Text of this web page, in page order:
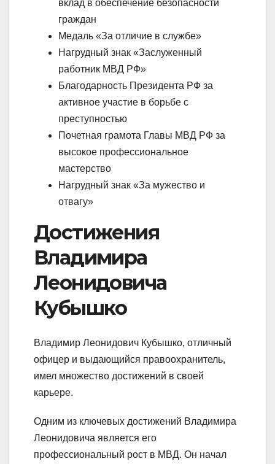
вклад в обеспечение безопасности
граждан
Медаль «За отличие в службе»
Нагрудный знак «Заслуженный
работник МВД РФ»
Благодарность Президента РФ за
активное участие в борьбе с
преступностью
Почетная грамота Главы МВД РФ за
высокое профессиональное
мастерство
Нагрудный знак «За мужество и
отвагу»
Достижения
Владимира
Леонидовича
Кубышко
Владимир Леонидович Кубышко, отличный
офицер и выдающийся правоохранитель,
имел множество достижений в своей
карьере.
Одним из ключевых достижений Владимира
Леонидовича является его
профессиональный рост в МВД. Он начал